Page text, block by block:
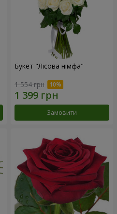
Букет "Лісова німфа"
1 554 грн
Замовити